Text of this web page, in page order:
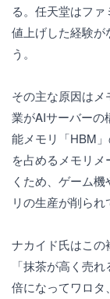
る。任天堂はフ
値上げした経験が
う。
その主な原因は
業がAIサーバーの
能メモリ「HBM
を占めるメモリ
くため、ゲーム
リの生産が削られ
ナカイド氏はこの
「抹茶が高く売
倍になってワロタ